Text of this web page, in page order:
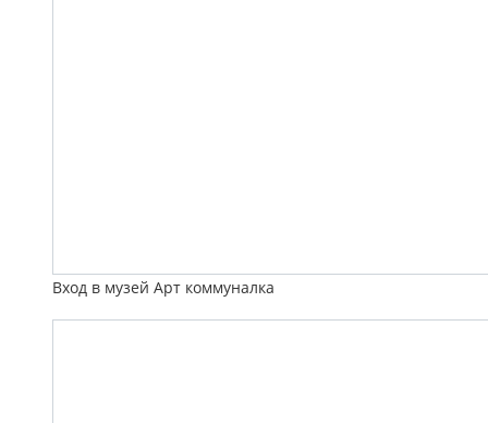
Вход в музей Арт коммуналка